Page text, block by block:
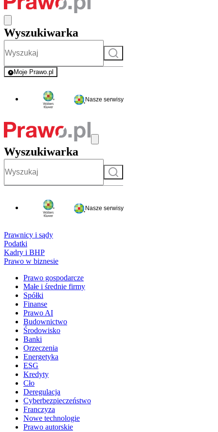
Wyszukiwarka
Szukaj
Moje Prawo.pl
- rejestracja i logowanie do serwisu
Nasze serwisy
Wyszukiwarka
Szukaj
Nasze serwisy
Prawnicy i sądy
Podatki
Kadry i BHP
Prawo w biznesie
Prawo gospodarcze
Małe i średnie firmy
Spółki
Finanse
Prawo AI
Budownictwo
Środowisko
Banki
Orzeczenia
Energetyka
ESG
Kredyty
Cło
Deregulacja
Cyberbezpieczeństwo
Franczyza
Nowe technologie
Prawo autorskie